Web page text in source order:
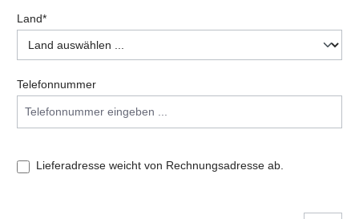
Land*
Telefonnummer
Lieferadresse weicht von Rechnungsadresse ab.